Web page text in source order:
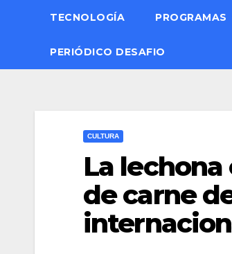
TECNOLOGÍA PROGRAMAS
PERIÓDICO DESAFIO
CULTURA
La
de carne